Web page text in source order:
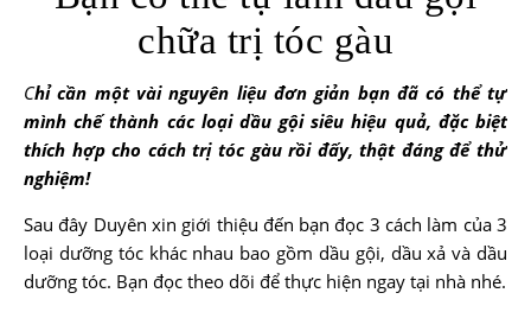
chữa trị tóc gàu
Chỉ cần một vài nguyên liệu đơn giản bạn đã có thể tự
mình chế thành các loại dầu gội siêu hiệu quả, đặc biệt
thích hợp cho cáchtrị tóc gàurồi đấy, thật đáng để thử
nghiệm!
Sau đây Duyên xin giới thiệu đến bạn đọc 3 cách làm của 3
loại dưỡng tóc khác nhau bao gồm dầu gội, dầu xả và dầu
dưỡng tóc. Bạn đọc theo dõi để thực hiện ngay tại nhà nhé.